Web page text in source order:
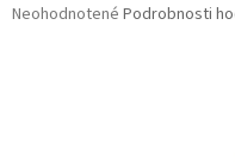
Priemerné
Neohodnotené Podrobnosti